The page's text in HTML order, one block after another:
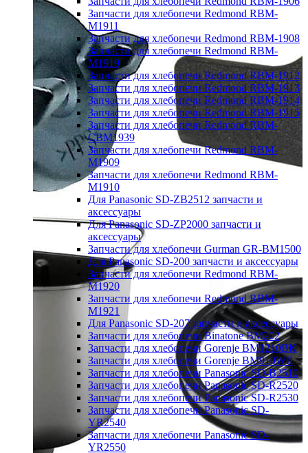
Запчасти для хлебопечи Redmond RBM-
M1911
Запчасти для хлебопечи Redmond RBM-1908
Запчасти для хлебопечи Redmond RBM-
M1919
Запчасти для хлебопечи Redmond RBM-1912
Запчасти для хлебопечи Redmond RBM-1913
Запчасти для хлебопечи Redmond RBM-1914
Запчасти для хлебопечи Redmond RBM-1915
Запчасти для хлебопечи Redmond RBM-
CBM1939
Запчасти для хлебопечи Redmond RBM-
M1909
Запчасти для хлебопечи Redmond RBM-
M1910
Для Panasonic SD-ZB2512 запчасти и
аксессуары
Для Panasonic SD-ZP2000 запчасти и
аксессуары
Запчасти для хлебопечи Gurman GR-BM1500
Для Panasonic SD-200 запчасти и аксессуары
Запчасти для хлебопечи Redmond RBM-
M1920
Запчасти для хлебопечи Redmond RBM-
M1921
Для Panasonic SD-207 запчасти и аксессуары
Запчасти для хлебопечи Binatone BM202
Запчасти для хлебопечи Gorenje BM1210BK
Запчасти для хлебопечи Gorenje BM910WII
Запчасти для хлебопечи Panasonic SD-B2510
Запчасти для хлебопечи Panasonic SD-R2520
Запчасти для хлебопечи Panasonic SD-R2530
Запчасти для хлебопечи Panasonic SD-
YR2540
Запчасти для хлебопечи Panasonic SD-
YR2550